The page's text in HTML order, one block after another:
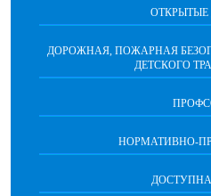
ДОРОЖНАЯ, ПОЖАРНАЯ
ДЕТСКОГО
НОРМАТИВНО-